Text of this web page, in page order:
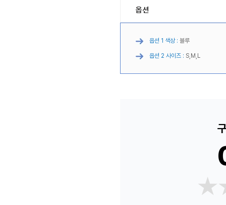
옵션
옵션 1 색상 : 블루
옵션 2 사이즈 : S,M,L